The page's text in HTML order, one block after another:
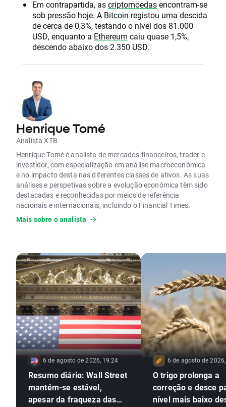
Em contrapartida, ascriptomoedasencontram-se
sob pressão hoje. A Bitcoin registou uma descida
de cerca de 0,3%, testando o nível dos 81.000
USD, enquanto a Ethereum caiu quase 1,5%,
descendo abaixo dos 2.350 USD.
Henrique Tomé
Analista XTB
Henrique Tomé é analista de mercados financeiros, trader e
investidor, com especialização em análise macroeconómica
e no impacto desta nas diferentes classes de ativos. As suas
análises e perspetivas sobre a evolução económica têm sido
destacadas e reconhecidas por meios de referência
nacionais e internacionais, incluindo o Financial Times.
É formado em Finanças e Contabilidade e possui uma pós-
Mais sobre o analista
6 de agosto de 2026, 19:24
Resumo diário: Wall Street
mantém-se estável,
apesar da fraqueza das
6 de agosto de
O trigo prolonga a
correção e desce
nível mais baixo